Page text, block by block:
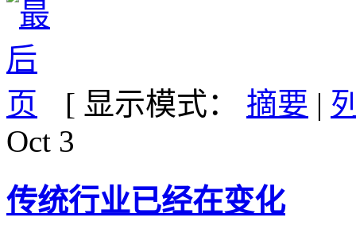
[ 显示模式： 摘要 |
Oct 3
传统行业已经在变化